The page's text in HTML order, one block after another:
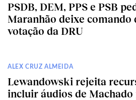
PSDB, DEM, PPS e PSB
Maranhão deixe comando
votação da DRU
ALEX CRUZ ALMEIDA
Lewandowski rejeita
incluir áudios de Machado